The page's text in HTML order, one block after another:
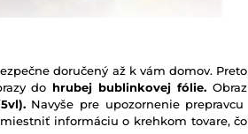
doručený až k vám domov. Preto
do hrubej bublinkovej fólie. Obraz
Navyše pre upozornenie prepravcu
informáciu o krehkom tovare, čo